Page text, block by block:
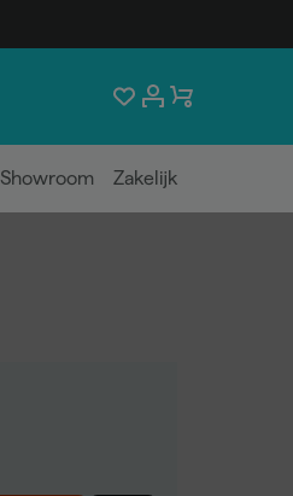
Showroom Zakelijk